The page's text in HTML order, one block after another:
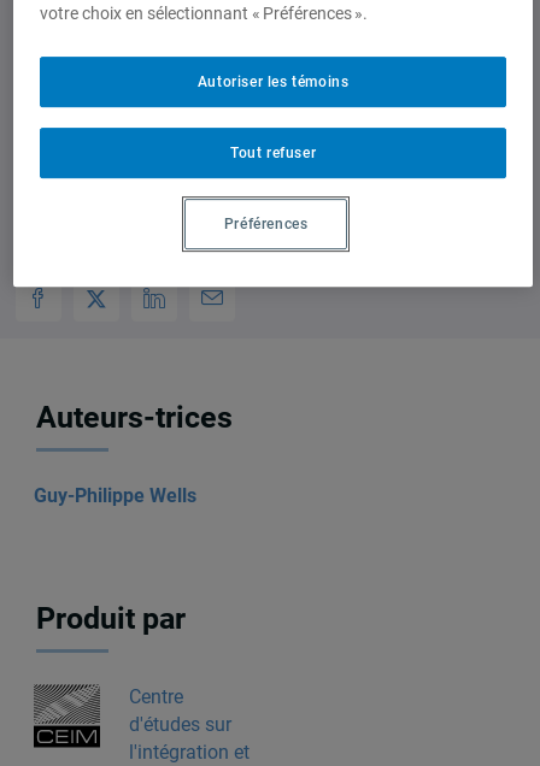
Auteurs-trices
Guy-Philippe Wells
Produit par
Centre
d'études sur
l'intégration et
votre choix en sélectionnant « Préférences ».
Tout refuser
Autoriser les témoins
Préférences